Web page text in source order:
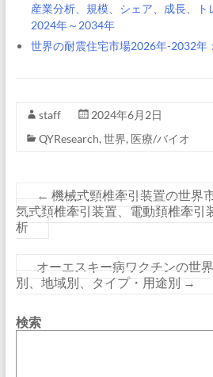
産業分析、規模、シェア、成長、ト
2024年～2034年
世界の耐震住宅市場2026年-2032年
staff
2024年6月2日
QYResearch, 世界, 医療/バイオ
← 機械式頸椎牽引装置の世界
気式頚椎牽引装置、電動頚椎牽引
析
オーエスキー病ワクチンの世
別、地域別、タイプ・用途別 →
検索